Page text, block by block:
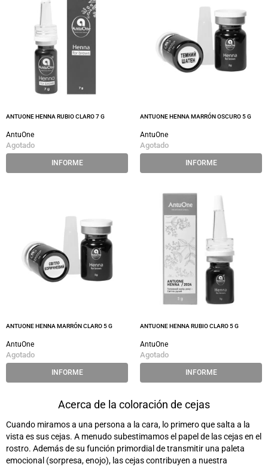
ANTUONE HENNA RUBIO CLARO 7 G
AntuOne
Agotado
INFORME
ANTUONE HENNA MARRÓN OSCURO 5 G
AntuOne
Agotado
INFORME
ANTUONE HENNA MARRÓN CLARO 5 G
AntuOne
Agotado
INFORME
ANTUONE HENNA RUBIO CLARO 5 G
AntuOne
Agotado
INFORME
Acerca de la coloración de cejas
Cuando miramos a una persona a la cara, lo primero que salta a la
vista essus cejas. A menudo subestimamos el papel de las cejas en el
rostro. Además de su función primordial de transmitir una paleta
emocional (sorpresa, enojo), las cejas contribuyen a nuestra